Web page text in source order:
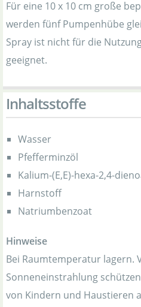
Für eine 10 x 10 cm große
werden fünf Pumpenhübe
Spray ist nicht für die
geeignet.
Inhaltsstoffe
Wasser
Pfefferminzöl
Kalium-(E,E)-hexa-2,4-
Harnstoff
Natriumbenzoat
Hinweise
Bei Raumtemperatur lagern.
Sonneneinstrahlung
von Kindern und Haustieren